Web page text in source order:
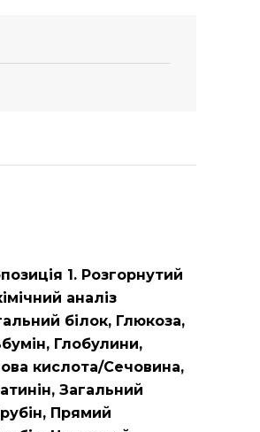
1. Розгорнутий
аналіз
білок, Глюкоза,
Глобулини,
кислота/Сечовина,
Загальний
Прямий